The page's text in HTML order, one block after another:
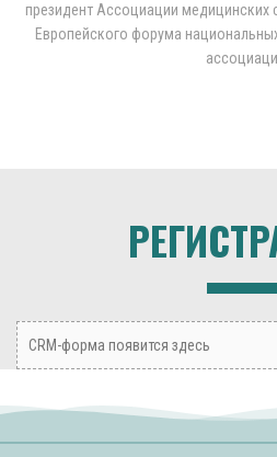
президент Ассоциации медицинских
Европейского форума
CRM-форма появится здесь